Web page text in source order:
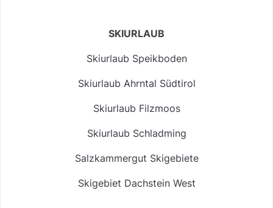
SKIURLAUB
Skiurlaub Speikboden
Skiurlaub Ahrntal Südtirol
Skiurlaub Filzmoos
Skiurlaub Schladming
Salzkammergut Skigebiete
Skigebiet Dachstein West